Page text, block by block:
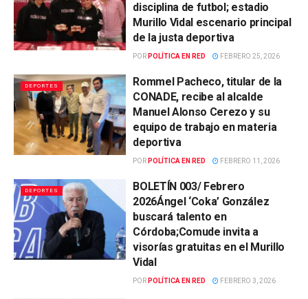
disciplina de futbol; estadio
Murillo Vidal escenario principal
de la justa deportiva
POR POLÍTICA EN RED FEBRERO 25, 2026
DEPORTES
Rommel Pacheco, titular de la
CONADE, recibe al alcalde
Manuel Alonso Cerezo y su
equipo de trabajo en materia
deportiva
POR POLÍTICA EN RED FEBRERO 11, 2026
DEPORTES
BOLETÍN 003/ Febrero
2026Ángel ‘Coka’ González
buscará talento en
Córdoba;Comude invita a
visorías gratuitas en el Murillo
Vidal
POR POLÍTICA EN RED FEBRERO 3, 2026